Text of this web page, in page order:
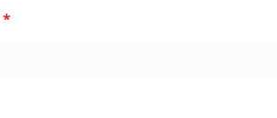
*